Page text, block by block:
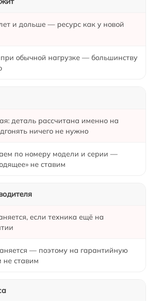
и дольше — ресурс как у новой
при обычной нагрузке — большинству
деталь рассчитана именно на
ничего не нужно
по номеру модели и серии —
не ставим
если техника ещё на
— поэтому на гарантийную
не ставим